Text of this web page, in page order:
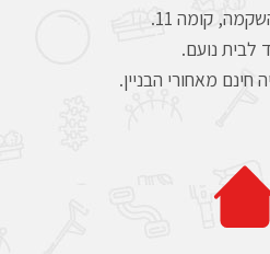
קומה 11.
לבית נועם.
חינם מאחורי הבניין.